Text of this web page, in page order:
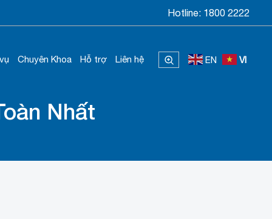
Hotline: 1800 2222
Chuyên Khoa Hỗ trợ Liên hệ EN VI
Nhất